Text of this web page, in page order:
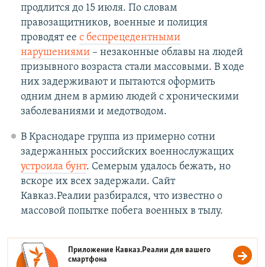
продлится до 15 июля. По словам
правозащитников, военные и полиция
проводят ее с беспрецедентными
нарушениями– незаконные облавы на людей
призывного возраста стали массовыми. В ходе
них задерживают и пытаются оформить
одним днем в армию людей с хроническими
заболеваниями и медотводом.
В Краснодаре группа из примерно сотни
задержанных российских военнослужащих
устроила бунт. Семерым удалось бежать, но
вскоре их всех задержали. Сайт
Кавказ.Реалии разбирался, что известно о
массовой попытке побега военных в тылу.
Приложение Кавказ.Реалии для вашего
смартфона